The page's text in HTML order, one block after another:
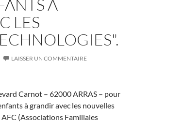
À
LES
LAISSER UN COMMENTAIRE
Carnot – 62000 ARRAS – pour
à grandir avec les nouvelles
(Associations Familiales